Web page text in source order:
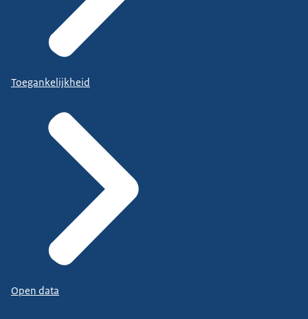
Toegankelijkheid
Open data